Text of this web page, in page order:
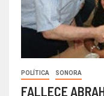
POLÍTICA SONORA
FALLECE